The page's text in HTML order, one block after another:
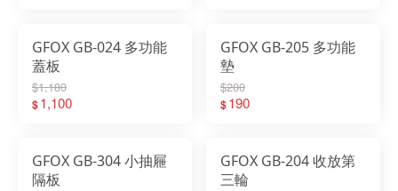
GFOX GB-024 多功能
蓋板
$1,180
$1,100
GFOX GB-205 多功能
墊
$200
$190
GFOX GB-304 小抽屜
隔板
GFOX GB-204 收放第
三輪